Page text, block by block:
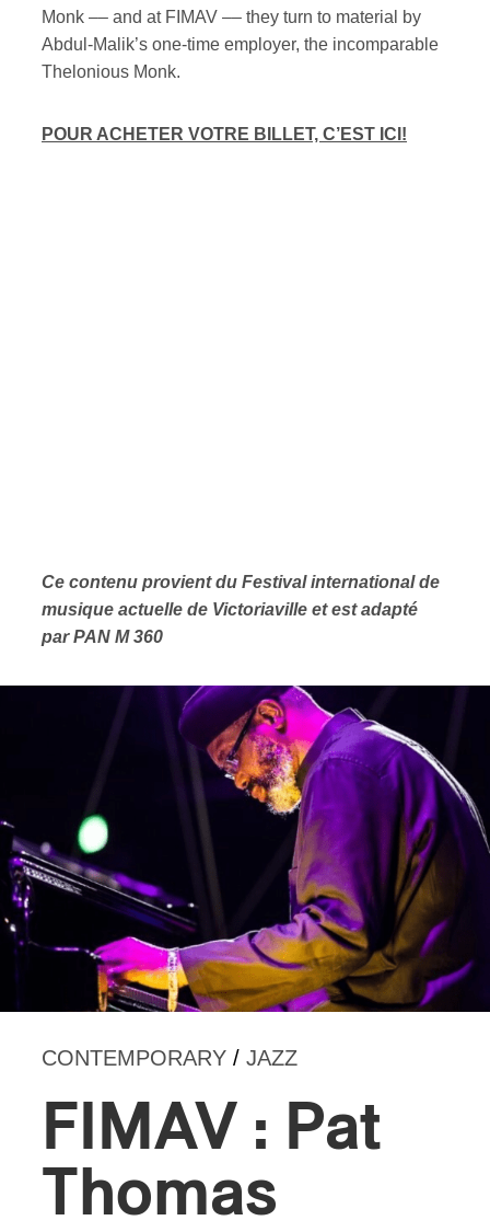
Monk –– and at FIMAV –– they turn to material by
Abdul-Malik’s one-time employer, the incomparable
Thelonious Monk.
POUR ACHETER VOTRE BILLET, C’EST ICI!
Ce contenu provient du Festival international de
musique actuelle de Victoriaville et est adapté
par PAN M 360
CONTEMPORARY / JAZZ
FIMAV : Pat
Thomas